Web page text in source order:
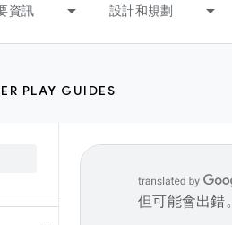
資訊 設計和規劃
PLAY GUIDES
但可能會出錯。